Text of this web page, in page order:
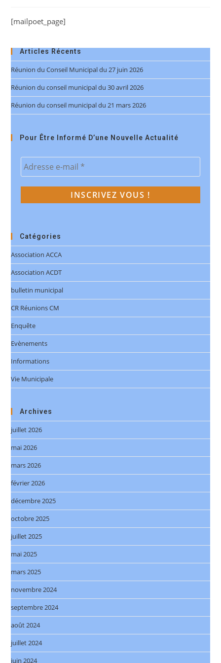
[mailpoet_page]
Articles Récents
Réunion du Conseil Municipal du 27 juin 2026
Réunion du conseil municipal du 30 avril 2026
Réunion du conseil municipal du 21 mars 2026
Pour Être Informé D’une Nouvelle Actualité
Catégories
Association ACCA
Association ACDT
bulletin municipal
CR Réunions CM
Enquête
Evènements
Informations
Vie Municipale
Archives
juillet 2026
mai 2026
mars 2026
février 2026
décembre 2025
octobre 2025
juillet 2025
mai 2025
mars 2025
novembre 2024
septembre 2024
août 2024
juillet 2024
juin 2024